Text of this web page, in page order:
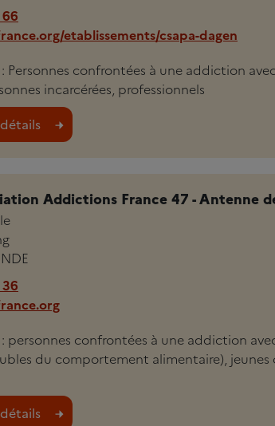
etablissements/csapa-dagen
Personnes confrontées à une addiction
incarcérées, professionnels
Addictions France 47 - Antenne
personnes confrontées à une addiction
du comportement alimentaire),